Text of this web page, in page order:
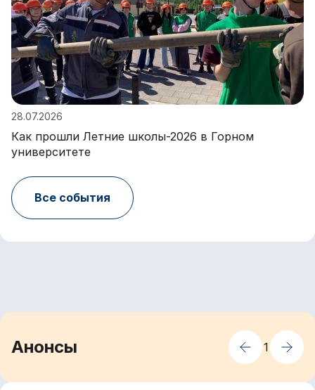
28.07.2026
Как прошли Летние школы-2026 в Горном
университете
Все события
Анонсы 1